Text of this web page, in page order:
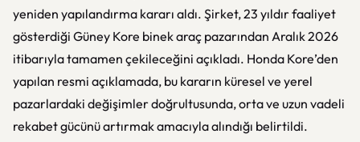
yeniden yapılandırma kararı aldı. Şirket, 23 yıldır faaliyet
gösterdiği Güney Kore binek araç pazarından Aralık 2026
itibarıyla tamamen çekileceğini açıkladı. Honda Kore’den
yapılan resmi açıklamada, bu kararın küresel ve yerel
pazarlardaki değişimler doğrultusunda, orta ve uzun vadeli
rekabet gücünü artırmak amacıyla alındığı belirtildi.